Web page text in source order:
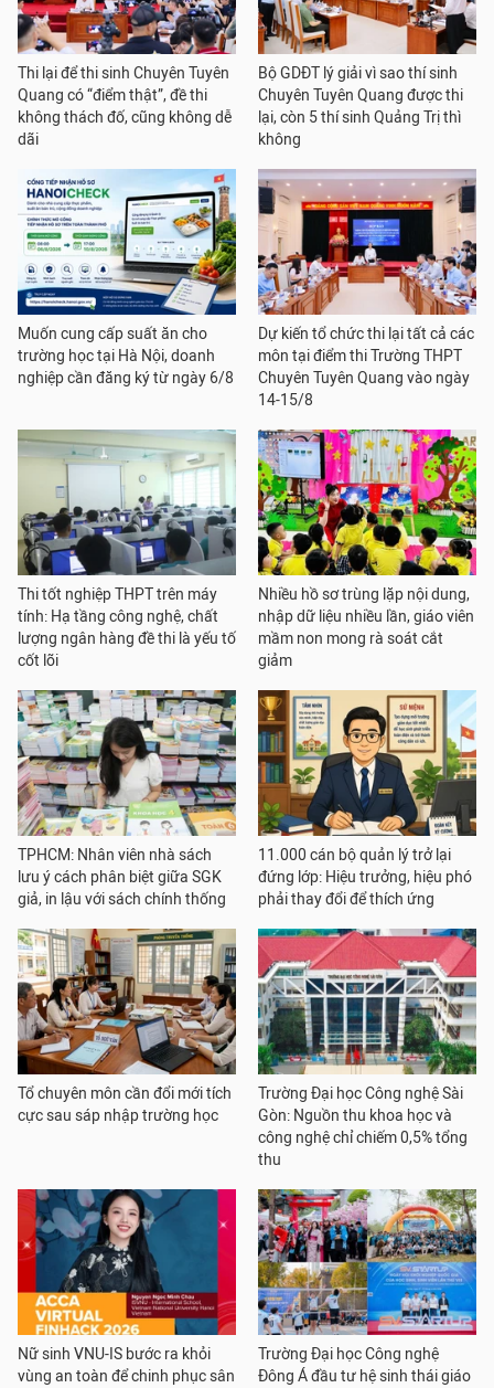
Thi lại để thi sinh Chuyên Tuyên
Quang có “điểm thật”, đề thi
không thách đố, cũng không dễ
dãi
Bộ GDĐT lý giải vì sao thí sinh
Chuyên Tuyên Quang được thi
lại, còn 5 thí sinh Quảng Trị thì
không
Muốn cung cấp suất ăn cho
trường học tại Hà Nội, doanh
nghiệp cần đăng ký từ ngày 6/8
Dự kiến tổ chức thi lại tất cả các
môn tại điểm thi Trường THPT
Chuyên Tuyên Quang vào ngày
14-15/8
Thi tốt nghiệp THPT trên máy
tính: Hạ tầng công nghệ, chất
lượng ngân hàng đề thi là yếu tố
cốt lõi
Nhiều hồ sơ trùng lặp nội dung,
nhập dữ liệu nhiều lần, giáo viên
mầm non mong rà soát cắt
giảm
TPHCM: Nhân viên nhà sách
lưu ý cách phân biệt giữa SGK
giả, in lậu với sách chính thống
11.000 cán bộ quản lý trở lại
đứng lớp: Hiệu trưởng, hiệu phó
phải thay đổi để thích ứng
Tổ chuyên môn cần đổi mới tích
cực sau sáp nhập trường học
Trường Đại học Công nghệ Sài
Gòn: Nguồn thu khoa học và
công nghệ chỉ chiếm 0,5% tổng
thu
Nữ sinh VNU-IS bước ra khỏi
vùng an toàn để chinh phục sân
Trường Đại học Công nghệ
Đông Á đầu tư hệ sinh thái giáo